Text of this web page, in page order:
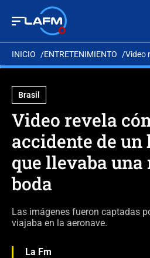
INICIO ENTRETENIMIENTO Video
Brasil
Video revela
accidente de
que llevaba una
boda
Las imágenes fueron captadas
viajaba en la aeronave.
La Fm